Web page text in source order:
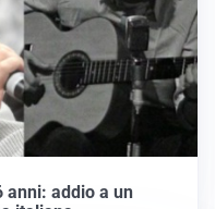
anni: addio a un